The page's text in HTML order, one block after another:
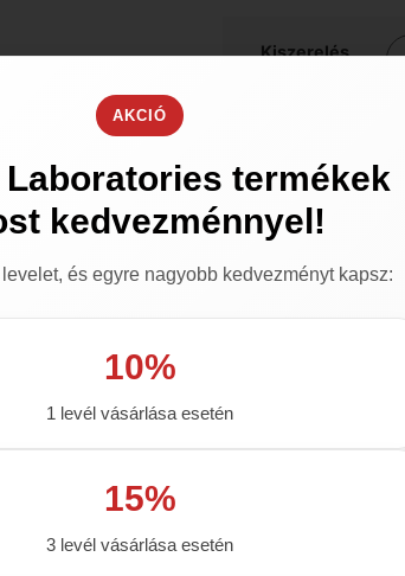
Kiszerelés
Kosárba
AKCIÓ
Laboratories termékek
kedvezménnyel!
és egyre nagyobb kedvezményt kapsz:
10%
1 levél vásárlása esetén
15%
3 levél vásárlása esetén